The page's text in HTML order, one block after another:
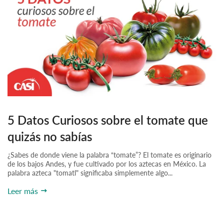
5 Datos Curiosos sobre el tomate que
quizás no sabías
¿Sabes de donde viene la palabra “tomate”? El tomate es originario
de los bajos Andes, y fue cultivado por los aztecas en México. La
palabra azteca "tomatl" significaba simplemente algo...
Leer más